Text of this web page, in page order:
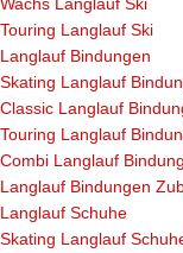
Touring Langlauf Ski
Langlauf Bindungen
Skating Langlauf
Classic Langlauf
Touring Langlauf
Combi Langlauf
Langlauf Bindungen
Langlauf Schuhe
Skating Langlauf